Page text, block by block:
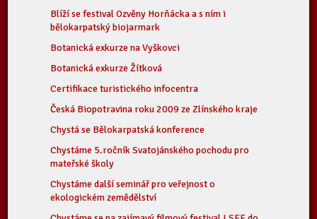
Blíží se festival Ozvěny Horňácka a s ním i
bělokarpatský biojarmark
Botanická exkurze na Vyškovci
Botanická exkurze Žítková
Certifikace turistického infocentra
Česká Biopotravina roku 2009 ze Zlínského kraje
Chystá se Bělokarpatská konference
Chystáme 5.ročník Svatojánského pochodu pro
mateřské školy
Chystáme další seminář pro veřejnost o
ekologickém zemědělství